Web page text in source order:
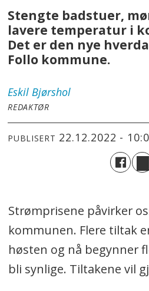
Stengte badstuer,
lavere temperatur i
Det er den nye
Follo kommune.
Eskil Bjørshol
REDAKTØR
PUBLISERT 22.12.2022 -
Strømprisene påvirker
kommunen. Flere tiltak
høsten og nå begynner
bli synlige. Tiltakene vil